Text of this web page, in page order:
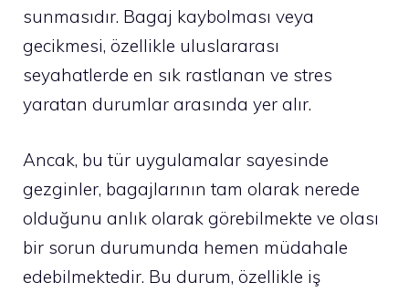
sunmasıdır. Bagaj kaybolması veya
gecikmesi, özellikle uluslararası
seyahatlerde en sık rastlanan ve stres
yaratan durumlar arasında yer alır.
Ancak, bu tür uygulamalar sayesinde
gezginler, bagajlarının tam olarak nerede
olduğunu anlık olarak görebilmekte ve olası
bir sorun durumunda hemen müdahale
edebilmektedir. Bu durum, özellikle iş